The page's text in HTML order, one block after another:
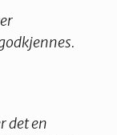
det en